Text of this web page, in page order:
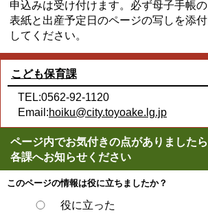
申込みは受け付けます。必ず母子手帳の
表紙と出産予定日のページの写しを添付
してください。
こども保育課
TEL:0562-92-1120
Email:hoiku@city.toyoake.lg.jp
ページ内でお気付きの点がありましたら
各課へお知らせください
このページの情報は役に立ちましたか？
役に立った